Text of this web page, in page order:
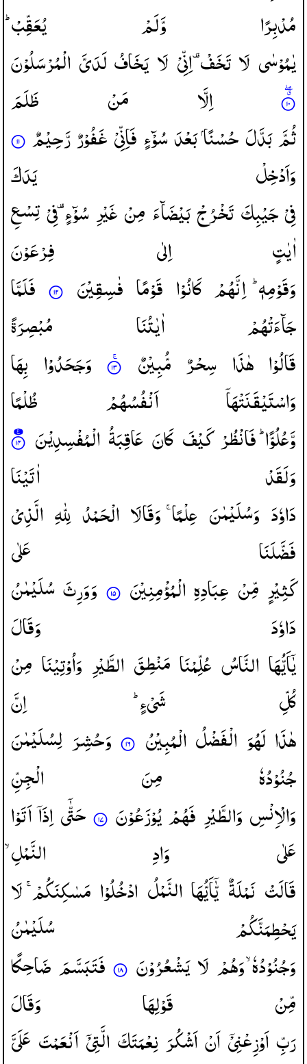
مُدْبِرًا
وَّلَمْ
یُعَقِّبْ ؕ
یٰمُوْسٰی لَا تَخَفْ ۫ اِنِّیْ لَا یَخَافُلَدَیَّ الْمُرْسَلُوْنَ
اِلَّا مَنْ
ظَلَمَ
ثُمَّبَدَّلَحُسْنًابَعْدَسُوْٓءٍفَاِنِّیْغَفُوْرٌرَّحِیْمٌ
وَاَدْخِلْ
یَدَكَ
فِیْجَیْبِكَتَخْرُجْبَیْضَآءَمِنْغَیْرِسُوْٓءٍ ۫فِیْتِسْعِ
اٰیٰتٍ
اِلٰی
فِرْعَوْنَ
وَقَوْمِهٖ ؕ اِنَّهُمْ كَانُوْا قَوْمًا فٰسِقِیْنَ
فَلَمَّا
جَآءَتْهُمْ
اٰیٰتُنَا
مُبْصِرَةً
قَالُوْا هٰذَا سِحْرٌ مُّبِیْنٌ وَجَحَدُوْا بِهَا
وَاسْتَیْقَنَتْهَاۤ
اَنْفُسُهُمْ
ظُلْمًا
وَّعُلُوًّا ؕ فَانْظُرْ كَیْفَ كَانَ عَاقِبَةُ الْمُفْسِدِیْنَ
وَلَقَدْ
اٰتَیْنَا
دَاوٗدَ وَسُلَیْمٰنَ عِلْمًا ۚ وَقَالَا الْحَمْدُ لِلّٰهِ الَّذِیْ
فَضَّلَنَا
عَلٰی
كَثِیْرٍ مِّنْ عِبَادِهِ الْمُؤْمِنِیْنَ وَوَرِثَ سُلَیْمٰنُ
دَاوٗدَ
وَقَالَ
یٰۤاَیُّهَا النَّاسُ عُلِّمْنَا مَنْطِقَ الطَّیْرِ وَاُوْتِیْنَا مِنْ
كُلِّ
شَیْءٍ ؕ
اِنَّ
هٰذَا لَهُوَ الْفَضْلُ الْمُبِیْنُ وَحُشِرَ لِسُلَیْمٰنَ
جُنُوْدُهٗ
مِنَ
الْجِنِّ
وَالْاِنْسِوَالطَّیْرِ فَهُمْیُوْزَعُوْنَ حَتّٰۤیاِذَاۤاَتَوْا
عَلٰی
وَادِ
النَّمْلِ ۙ
قَالَتْ نَمْلَةٌ یّٰۤاَیُّهَا النَّمْلُ ادْخُلُوْا مَسٰكِنَكُمْ ۚ لَا
یَحْطِمَنَّكُمْ
سُلَیْمٰنُ
وَجُنُوْدُهٗ ۙوَهُمْ لَا یَشْعُرُوْنَ فَتَبَسَّمَضَاحِكًا
مِّنْ
قَوْلِهَا
وَقَالَ
رَبِّاَوْزِعْنِیْۤاَنْاَشْكُرَنِعْمَتَكَ الَّتِیْۤاَنْعَمْتَ عَلَیَّ